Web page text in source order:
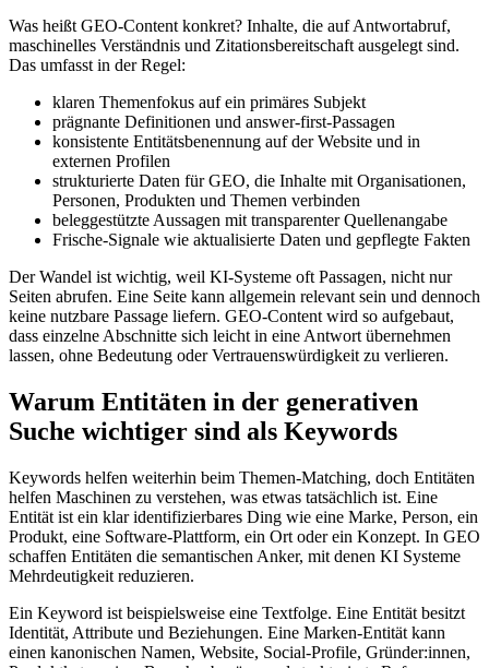
Was heißt GEO‑Content konkret? Inhalte, die auf Antwortabruf,
maschinelles Verständnis und Zitationsbereitschaft ausgelegt sind.
Das umfasst in der Regel:
klaren Themenfokus auf ein primäres Subjekt
prägnante Definitionen und answer‑first‑Passagen
konsistente Entitätsbenennung auf der Website und in
externen Profilen
strukturierte Daten für GEO, die Inhalte mit Organisationen,
Personen, Produkten und Themen verbinden
beleggestützte Aussagen mit transparenter Quellenangabe
Frische‑Signale wie aktualisierte Daten und gepflegte Fakten
Der Wandel ist wichtig, weil KI‑Systeme oft Passagen, nicht nur
Seiten abrufen. Eine Seite kann allgemein relevant sein und dennoch
keine nutzbare Passage liefern. GEO‑Content wird so aufgebaut,
dass einzelne Abschnitte sich leicht in eine Antwort übernehmen
lassen, ohne Bedeutung oder Vertrauenswürdigkeit zu verlieren.
Warum Entitäten in der generativen
Suche wichtiger sind als Keywords
Keywords helfen weiterhin beim Themen‑Matching, doch Entitäten
helfen Maschinen zu verstehen, was etwas tatsächlich ist. Eine
Entität ist ein klar identifizierbares Ding wie eine Marke, Person, ein
Produkt, eine Software‑Plattform, ein Ort oder ein Konzept. In GEO
schaffen Entitäten die semantischen Anker, mit denen KI Systeme
Mehrdeutigkeit reduzieren.
Ein Keyword ist beispielsweise eine Textfolge. Eine Entität besitzt
Identität, Attribute und Beziehungen. Eine Marken‑Entität kann
einen kanonischen Namen, Website, Social‑Profile, Gründer:innen,